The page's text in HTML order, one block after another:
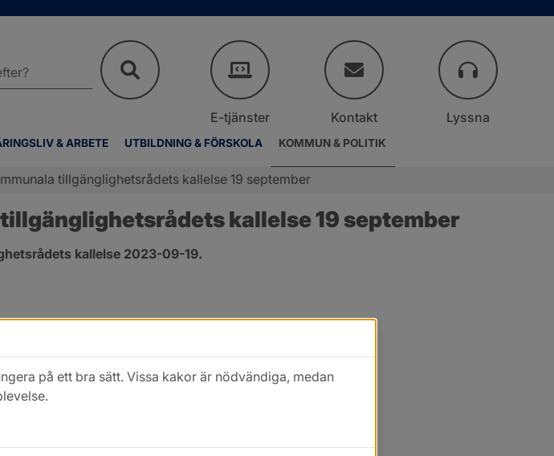
& ARBETE UTBILDNING & FÖRSKOLA KOMMUN & POLITIK
E-tjänster Kontakt Lyssna
tillgänglighetsrådets kallelse 19 september
kallelse 19 september
kallelse 2023-09-19.
127.4 kB, öppnas i nytt fönster.
på ett bra sätt. Vissa kakor är nödvändiga, medan